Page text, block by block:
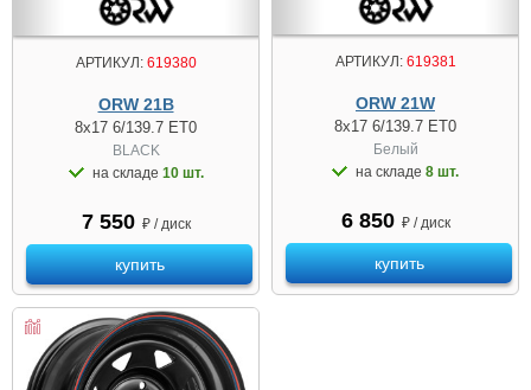
АРТИКУЛ:619380
ORW 21B
8x17 6/139.7 ET0
BLACK
на складе 10 шт.
7 550 ₽ / диск
купить
АРТИКУЛ:619381
ORW 21W
8x17 6/139.7 ET0
Белый
на складе 8 шт.
6 850 ₽ / диск
купить